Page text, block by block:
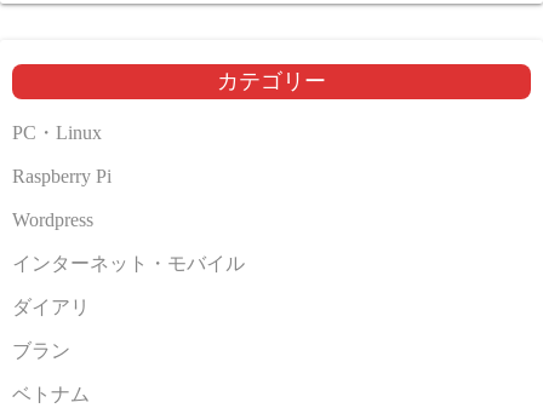
カ
ブ
カテゴリー
PC・Linux
Raspberry Pi
Wordpress
インターネット・モバイル
ダイアリ
ブラン
ベトナム